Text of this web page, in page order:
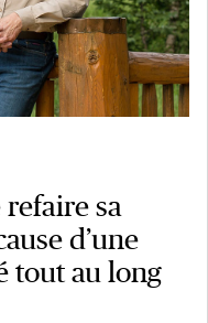
refaire sa
d’une
tout au long